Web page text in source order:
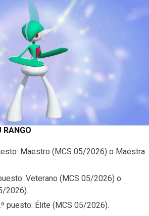
RANGO
Maestro (MCS 05/2026) o Maestra
Veterano (MCS 05/2026) o
2026).
puesto: Élite (MCS 05/2026).